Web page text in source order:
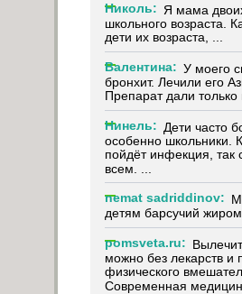
Николь: Я мама
школьного возраста.
дети их возраста, ...
Валентина: У моего
бронхит. Лечили его
Препарат дали только
Нинель: Дети часто
особенно школьники.
пойдёт инфекция, так
всем. ...
nemat sadriddinov:
детям барсучий
pomsveta.ru:
можно без лекарств и
физического
Современная